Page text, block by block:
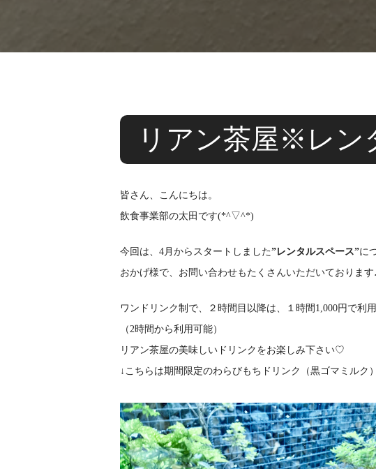
リアン茶屋※レン
皆さん、こんにちは。
飲食事業部の太田です(*^▽^*)
今回は、4月からスタートしました”レンタルスペース”に
おかげ様で、お問い合わせもたくさんいただいております
ワンドリンク制で、２時間目以降は、１時間1,000円で利
（2時間から利用可能）
リアン茶屋の美味しいドリンクをお楽しみ下さい♡
↓こちらは期間限定のわらびもちドリンク（黒ゴマミルク